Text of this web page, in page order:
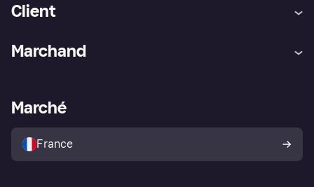
Client
Explorez les magasins
Politique de protection de
l’acheteur Klarna
Marchand
Portail Marchand
Marché
France